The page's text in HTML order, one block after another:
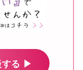
する ▶